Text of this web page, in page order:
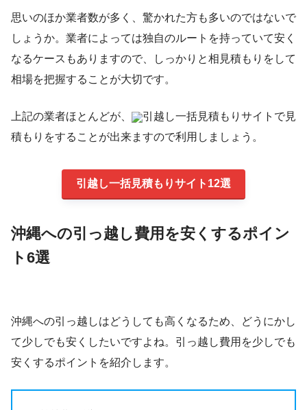
思いのほか業者数が多く、驚かれた方も多いのではないで
しょうか。業者によっては独自のルートを持っていて安く
なるケースもありますので、しっかりと相見積もりをして
相場を把握することが大切です。
上記の業者ほとんどが、
引越し一括見積もりサイトで見
積もりをすることが出来ますので利用しましょう。
引越し一括見積もりサイト12選
沖縄への引っ越し費用を安くするポイン
ト6選
沖縄への引っ越しはどうしても高くなるため、どうにかし
て少しでも安くしたいですよね。引っ越し費用を少しでも
安くするポイントを紹介します。